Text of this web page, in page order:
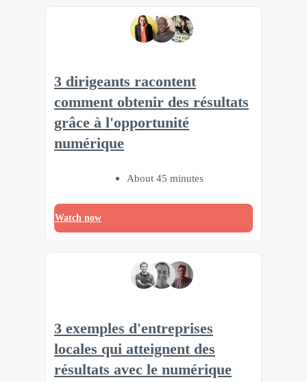
3 dirigeants racontent
comment obtenir des résultats
grâce à l'opportunité
numérique
About 45 minutes
Watch now
3 exemples d'entreprises
locales qui atteignent des
résultats avec le numérique